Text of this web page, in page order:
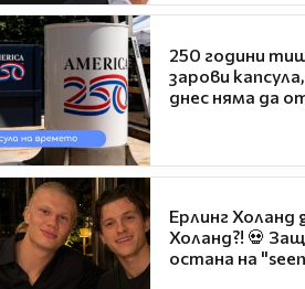
250 години
зарови
днес няма да
Ерлинг Холанд
Холанд?! 💀
остана на